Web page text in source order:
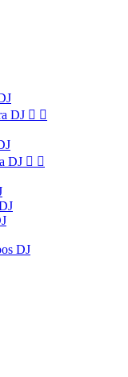
DJ  
DJ  
DJ